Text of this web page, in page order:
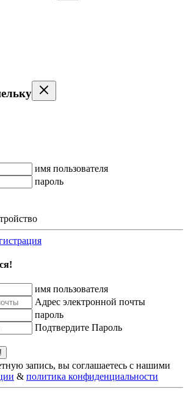
имя пользователя
пароль
имя пользователя
Адрес электронной почты
пароль
Подтвердите Пароль
запись, вы соглашаетесь с нашими
& политика конфиденциальности